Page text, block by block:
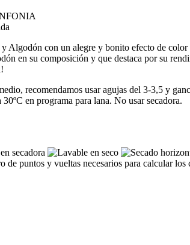
Algodón con un alegre y bonito efecto de
en su composición y que destaca por su
recomendamos usar agujas del 3-3,5 y
en programa para lana. No usar secadora.